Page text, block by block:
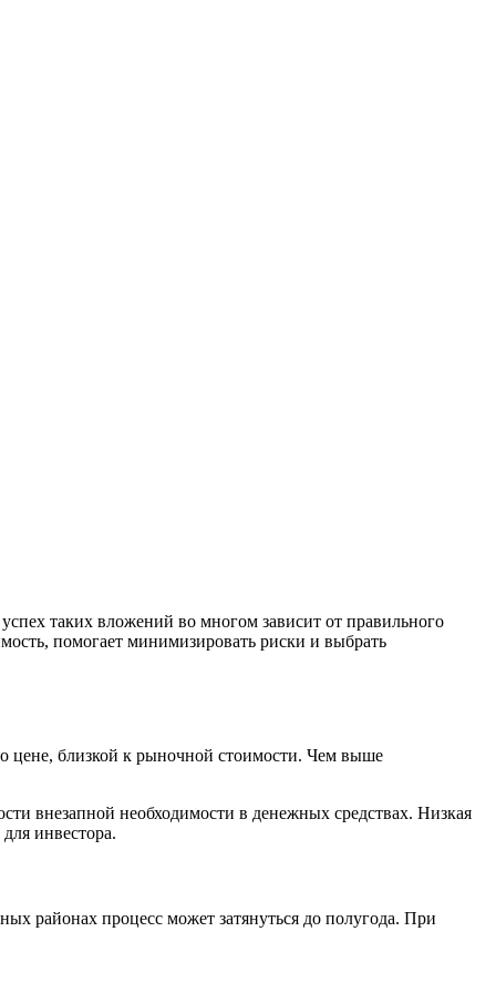
таких вложений во многом зависит от правильного
помогает минимизировать риски и выбрать
цене, близкой к рыночной стоимости. Чем выше
внезапной необходимости в денежных средствах. Низкая
инвестора.
районах процесс может затянуться до полугода. При